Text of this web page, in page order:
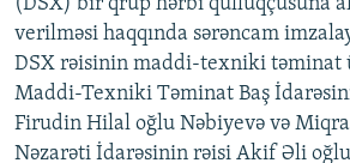
ARAŞDIRMA
MULTIMEDIA
VIDEO
FOTOQALEREYA
RADIO ARXIV
OXU ZALI
HAQQIMIZDA
verilməsi haqqında sərəncam
DSX rəisinin maddi-texniki təminat
Maddi-Texniki Təminat Baş
Firudin Hilal oğlu Nəbiyevə və
Nəzarəti İdarəsinin rəisi Akif Əli